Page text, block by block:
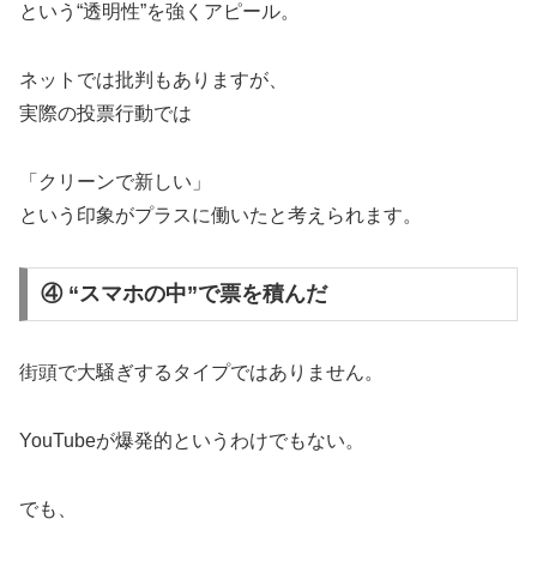
という“透明性”を強くアピール。
ネットでは批判もありますが、
実際の投票行動では
「クリーンで新しい」
という印象がプラスに働いたと考えられます。
④ “スマホの中”で票を積んだ
街頭で大騒ぎするタイプではありません。
YouTubeが爆発的というわけでもない。
でも、